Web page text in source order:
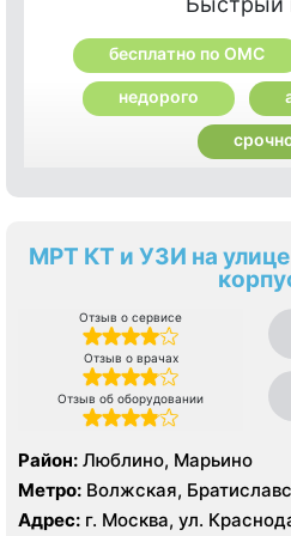
бесплатно по ОМС
недорого
МРТ КТ и УЗИ на
Отзыв о сервисе
Отзыв о врачах
Отзыв об оборудовании
Район: Люблино, Марьино
Метро: Волжская,
Адрес: г. Москва, ул.